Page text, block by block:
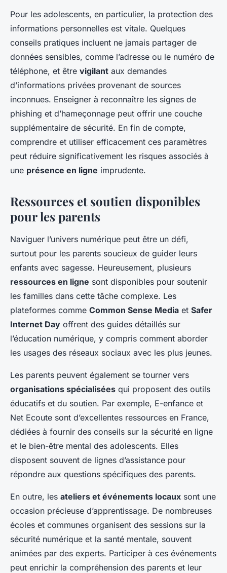
Pour les adolescents, en particulier, la protection des
informations personnelles est vitale. Quelques
conseils pratiques incluent ne jamais partager de
données sensibles, comme l’adresse ou le numéro de
téléphone, et être vigilant aux demandes
d’informations privées provenant de sources
inconnues. Enseigner à reconnaître les signes de
phishing et d’hameçonnage peut offrir une couche
supplémentaire de sécurité. En fin de compte,
comprendre et utiliser efficacement ces paramètres
peut réduire significativement les risques associés à
une présence en ligne imprudente.
Ressources et soutien disponibles
pour les parents
Naviguer l’univers numérique peut être un défi,
surtout pour les parents soucieux de guider leurs
enfants avec sagesse. Heureusement, plusieurs
ressources en ligne sont disponibles pour soutenir
les familles dans cette tâche complexe. Les
plateformes comme Common Sense Media et Safer
Internet Day offrent des guides détaillés sur
l’éducation numérique, y compris comment aborder
les usages des réseaux sociaux avec les plus jeunes.
Les parents peuvent également se tourner vers
organisations spécialisées qui proposent des outils
éducatifs et du soutien. Par exemple, E-enfance et
Net Ecoute sont d’excellentes ressources en France,
dédiées à fournir des conseils sur la sécurité en ligne
et le bien-être mental des adolescents. Elles
disposent souvent de lignes d’assistance pour
répondre aux questions spécifiques des parents.
En outre, les ateliers et événements locaux sont une
occasion précieuse d’apprentissage. De nombreuses
écoles et communes organisent des sessions sur la
sécurité numérique et la santé mentale, souvent
animées par des experts. Participer à ces événements
peut enrichir la compréhension des parents et leur